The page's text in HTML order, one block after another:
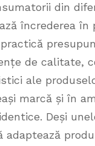
din
încrederea în
de calitate,
ale
marcă și în
Deși
adaptează